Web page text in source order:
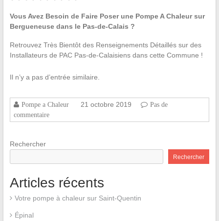
Vous Avez Besoin de Faire Poser une Pompe A Chaleur sur
Bergueneuse dans le Pas-de-Calais ?
Retrouvez Très Bientôt des Renseignements Détaillés sur des
Installateurs de PAC Pas-de-Calaisiens dans cette Commune !
Il n’y a pas d’entrée similaire.
Pompe a Chaleur 21 octobre 2019
Pas de
commentaire
Rechercher
Rechercher
Articles récents
Votre pompe à chaleur sur Saint-Quentin
Épinal